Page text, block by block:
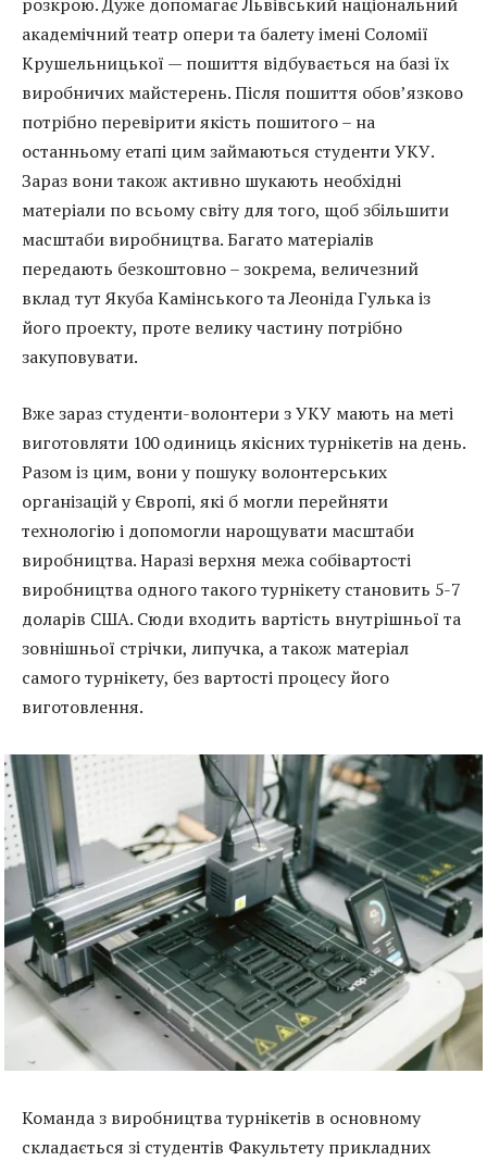
академічний театр опери та балету імені Соломії
Крушельницької — пошиття відбувається на базі їх
виробничих майстерень. Після пошиття обов’язково
потрібно перевірити якість пошитого – на
останньому етапі цим займаються студенти УКУ.
Зараз вони також активно шукають необхідні
матеріали по всьому світу для того, щоб збільшити
масштаби виробництва. Багато матеріалів
передають безкоштовно – зокрема, величезний
вклад тут Якуба Камінського та Леоніда Гулька із
його проекту, проте велику частину потрібно
закуповувати.
Вже зараз студенти-волонтери з УКУ мають на меті
виготовляти 100 одиниць якісних турнікетів на день.
Разом із цим, вони у пошуку волонтерських
організацій у Європі, які б могли перейняти
технологію і допомогли нарощувати масштаби
виробництва. Наразі верхня межа собівартості
виробництва одного такого турнікету становить 5-7
доларів США. Сюди входить вартість внутрішньої та
зовнішньої стрічки, липучка, а також матеріал
самого турнікету, без вартості процесу його
виготовлення.
Команда з виробництва турнікетів в основному
складається зі студентів Факультету прикладних